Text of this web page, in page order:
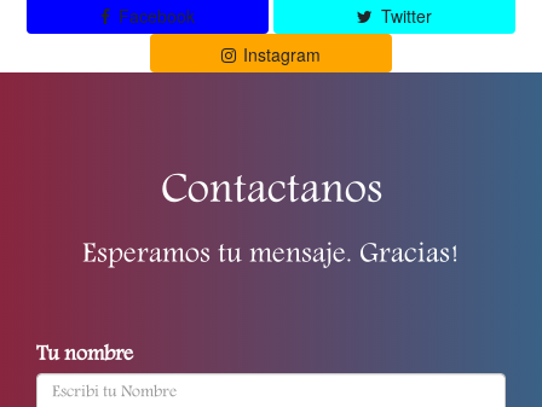
Facebook
Twitter
Instagram
Contactanos
Esperamos tu mensaje. Gracias!
Tu nombre